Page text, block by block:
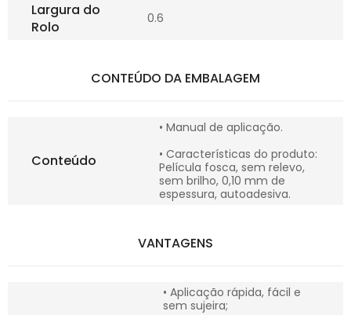
Largura do
Rolo
0.6
CONTEÚDO DA EMBALAGEM
Conteúdo
• Manual de aplicação.
• Características do produto:
Película fosca, sem relevo,
sem brilho, 0,10 mm de
espessura, autoadesiva.
VANTAGENS
• Aplicação rápida, fácil e
sem sujeira;